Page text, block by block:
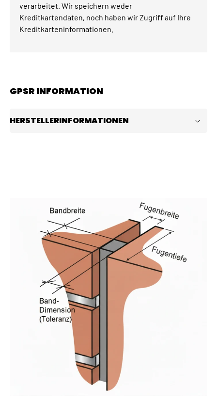
verarbeitet. Wir speichern weder
Kreditkartendaten, noch haben wir Zugriff auf Ihre
Kreditkarteninformationen.
GPSR INFORMATION
HERSTELLERINFORMATIONEN